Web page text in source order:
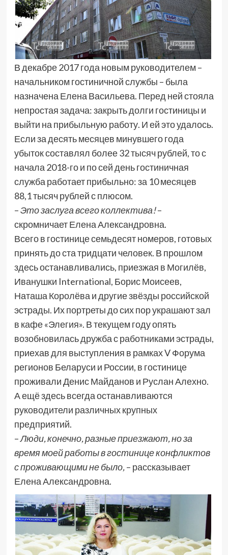
В декабре 2017 года новым руководителем –
начальником гостиничной службы – была
назначена Елена Васильева. Перед ней стояла
непростая задача: закрыть долги гостиницы и
выйти на прибыльную работу. И ей это удалось.
Если за десять месяцев минувшего года
убыток составлял более 32 тысяч рублей, то с
начала 2018-го и по сей день гостиничная
служба работает прибыльно: за 10 месяцев
88,1 тысяч рублей с плюсом.
–Это заслуга всего коллектива!–
скромничает Елена Александровна.
Всего в гостинице семьдесят номеров, готовых
принять до ста тридцати человек. В прошлом
здесь останавливались, приезжая в Могилёв,
Иванушки International, Борис Моисеев,
Наташа Королёва и другие звёзды российской
эстрады. Их портреты до сих пор украшают зал
в кафе «Элегия». В текущем году опять
возобновилась дружба с работниками эстрады,
приехав для выступления в рамках V Форума
регионов Беларуси и России, в гостинице
проживали Денис Майданов и Руслан Алехно.
А ещё здесь всегда останавливаются
руководители различных крупных
предприятий.
–Люди, конечно, разные приезжают, но за
время моей работы в гостинице конфликтов
с проживающими не было,– рассказывает
Елена Александровна.